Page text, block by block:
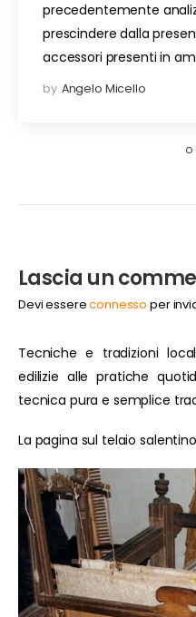
precedentemente
prescindere dalla
accessori presenti in
by Angelo Micello
Lascia un
Devi essereconnesso per
Tecniche e tradizioni
edilizie alle pratiche
tecnica pura e semplice
La pagina sul telaio